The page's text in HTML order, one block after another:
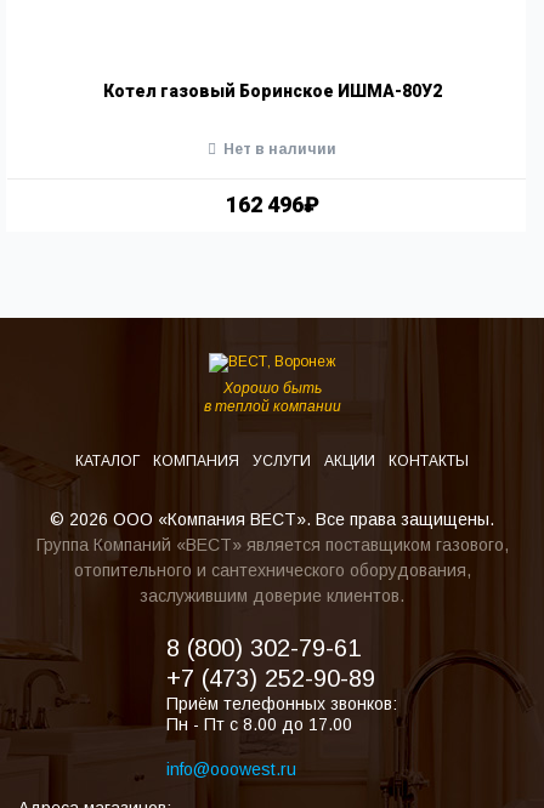
Котел газовый Боринское ИШМА-80У2
162 496₽
Нет в наличии
Хорошо быть
в теплой компании
КАТАЛОГ КОМПАНИЯ УСЛУГИ АКЦИИ КОНТАКТЫ
© 2026 ООО «Компания ВЕСТ». Все права защищены.
Группа Компаний «ВЕСТ» является поставщиком газового,
отопительного и сантехнического оборудования,
заслужившим доверие клиентов.
8 (800) 302-79-61
+7 (473) 252-90-89
Приём телефонных звонков:
Пн - Пт с 8.00 до 17.00
info@ooowest.ru